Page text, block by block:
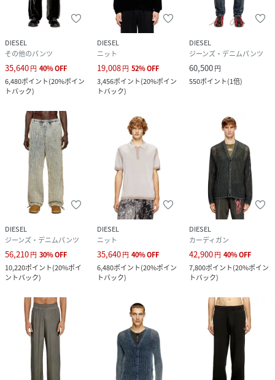
DIESEL
その他のパンツ
35,640円 40%OFF
6,480ポイント(20%ポイン
トバック)
DIESEL
ニット
19,008円 52%OFF
3,456ポイント(20%ポイン
トバック)
DIESEL
ジーンズ・デニムパンツ
60,500円
550ポイント(1倍)
DIESEL
ジーンズ・デニムパンツ
56,210円 30%OFF
10,220ポイント(20%ポイ
ントバック)
DIESEL
ニット
35,640円 40%OFF
6,480ポイント(20%ポイン
トバック)
DIESEL
カーディガン
42,900円 40%OFF
7,800ポイント(20%ポイン
トバック)